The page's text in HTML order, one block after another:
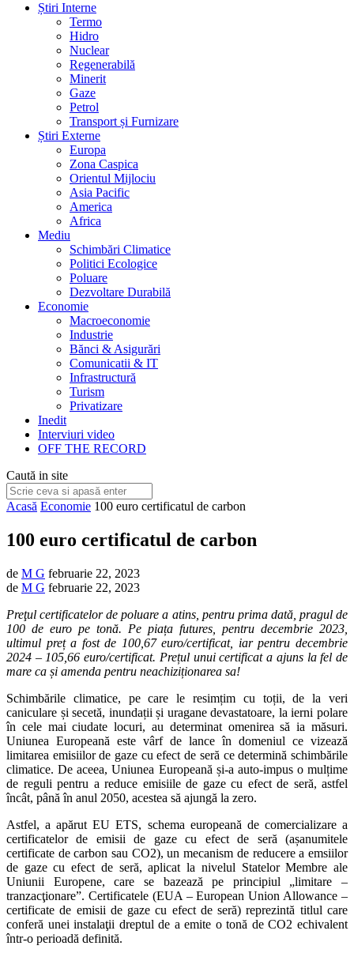
Știri Interne
Termo
Hidro
Nuclear
Regenerabilă
Minerit
Gaze
Petrol
Transport și Furnizare
Știri Externe
Europa
Zona Caspica
Orientul Mijlociu
Asia Pacific
America
Africa
Mediu
Schimbări Climatice
Politici Ecologice
Poluare
Dezvoltare Durabilă
Economie
Macroeconomie
Industrie
Bănci & Asigurări
Comunicatii & IT
Infrastructură
Turism
Privatizare
Inedit
Interviuri video
OFF THE RECORD
Caută in site
Acasă Economie 100 euro certificatul de carbon
100 euro certificatul de carbon
de M G februarie 22, 2023
de M G februarie 22, 2023
Preţul certificatelor de poluare a atins, pentru prima dată, pragul de
100 de euro pe tonă. Pe piața futures, pentru decembrie 2023,
ultimul preț a fost de 100,67 euro/certificat, iar pentru decembrie
2024 – 105,66 euro/certificat. Prețul unui certificat a ajuns la fel de
mare ca și amenda pentru neachiziționarea sa!
Schimbările climatice, pe care le resimțim cu toții, de la veri
caniculare și secetă, inundații și uragane devastatoare, la ierni polare
în cele mai ciudate locuri, au determinat omenirea să ia măsuri.
Uniunea Europeană este vârf de lance în domeniul ce vizează
limitarea emisiilor de gaze cu efect de seră ce determină schimbările
climatice. De aceea, Uniunea Europeană și-a auto-impus o mulțime
de reguli pentru a reduce emisiile de gaze cu efect de seră, astfel
încât, până în anul 2050, acestea să ajungă la zero.
Astfel, a apărut EU ETS, schema europeană de comercializare a
certificatelor de emisii de gaze cu efect de seră (așanumitele
certificate de carbon sau CO2), un mecanism de reducere a emsiilor
de gaze cu efect de seră, aplicat la nivelul Statelor Membre ale
Uniunii Europene, care se bazează pe principiul „limitare –
tranzacţionare”. Certificatele (EUA – European Union Allowance –
certificate de emisii de gaze cu efect de seră) reprezintă titlul care
conferă unei instalaţii dreptul de a emite o tonă de CO2 echivalent
într-o perioadă definită.